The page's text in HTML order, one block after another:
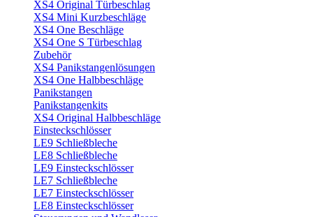
XS4 Original Türbeschlag
XS4 Mini Kurzbeschläge
XS4 One Beschläge
XS4 One S Türbeschlag
Zubehör
XS4 Panikstangenlösungen
XS4 One Halbbeschläge
Panikstangen
Panikstangenkits
XS4 Original Halbbeschläge
Einsteckschlösser
LE9 Schließbleche
LE8 Schließbleche
LE9 Einsteckschlösser
LE7 Schließbleche
LE7 Einsteckschlösser
LE8 Einsteckschlösser